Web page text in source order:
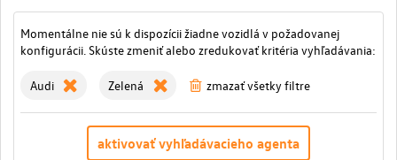
Momentálne nie sú k dispozícii žiadne vozidlá v požadovanej
konfigurácii. Skúste zmeniť alebo zredukovať kritéria vyhľadávania:
Audi Zelená zmazať všetky filtre
aktivovať vyhľadávacieho agenta